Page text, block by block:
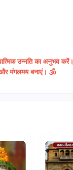
उन्नति का अनुभव करें।
और मंगलमय बनाएं। 🕉️